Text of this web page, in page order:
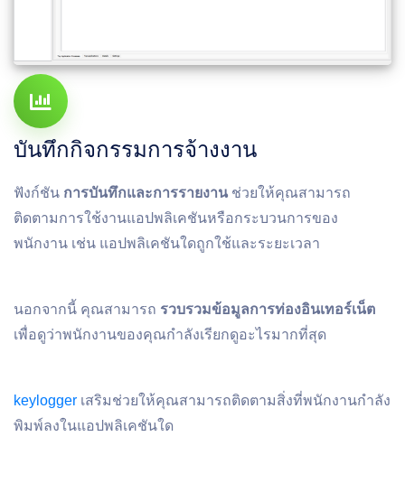
บันทึกกิจกรรมการจ้างงาน
ฟังก์ชัน การบันทึกและการรายงาน ช่วยให้คุณสามารถ
ติดตามการใช้งานแอปพลิเคชันหรือกระบวนการของ
พนักงาน เช่น แอปพลิเคชันใดถูกใช้และระยะเวลา
นอกจากนี้ คุณสามารถ รวบรวมข้อมูลการท่องอินเทอร์เน็ต
เพื่อดูว่าพนักงานของคุณกําลังเรียกดูอะไรมากที่สุด
keylogger เสริมช่วยให้คุณสามารถติดตามสิ่งที่พนักงานกําลัง
พิมพ์ลงในแอปพลิเคชันใด